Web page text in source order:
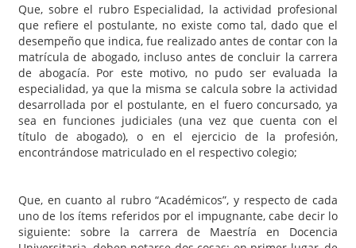
Que, sobre el rubro Especialidad, la actividad profesional
que refiere el postulante, no existe como tal, dado que el
desempeño que indica, fue realizado antes de contar con la
matrícula de abogado, incluso antes de concluir la carrera
de abogacía. Por este motivo, no pudo ser evaluada la
especialidad, ya que la misma se calcula sobre la actividad
desarrollada por el postulante, en el fuero concursado, ya
sea en funciones judiciales (una vez que cuenta con el
título de abogado), o en el ejercicio de la profesión,
encontrándose matriculado en el respectivo colegio;
Que, en cuanto al rubro “Académicos”, y respecto de cada
uno de los ítems referidos por el impugnante, cabe decir lo
siguiente: sobre la carrera de Maestría en Docencia